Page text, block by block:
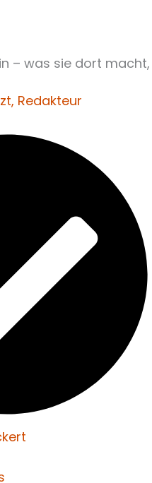
– was sie dort macht,
Redakteur